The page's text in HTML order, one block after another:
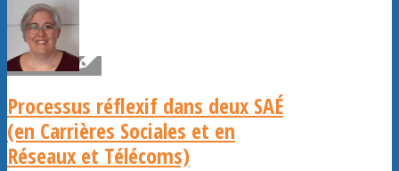
Processus réflexif dans deux SAÉ
(en Carrières Sociales et en
Réseaux et Télécoms)